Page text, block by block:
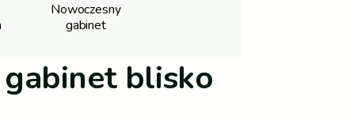
Nowoczesny
gabinet
blisko